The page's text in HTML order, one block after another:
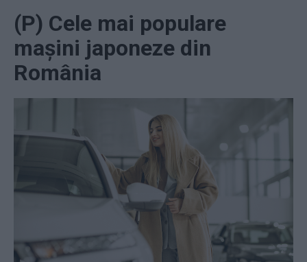
(P) Cele mai populare
mașini japoneze din
România